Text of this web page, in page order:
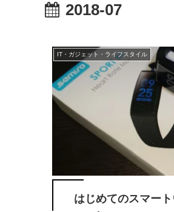
2018-07
IT・ガジェット・ライフスタイル
はじめてのスマー